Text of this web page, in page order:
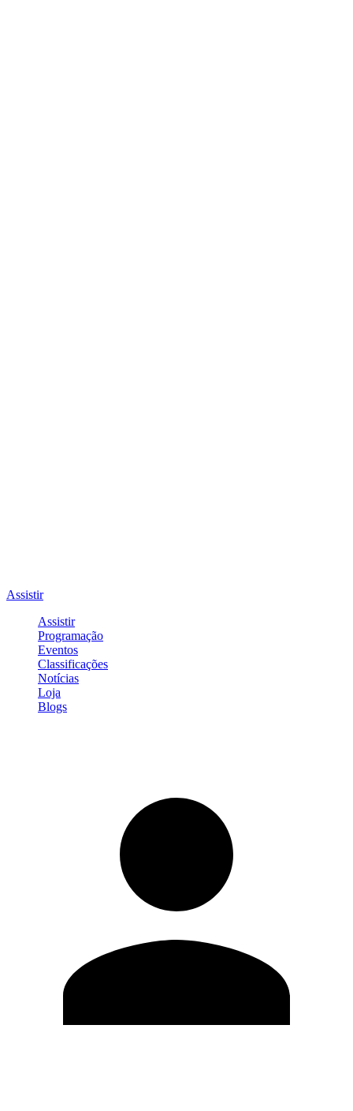
Assistir
Assistir
Programação
Eventos
Classificações
Notícias
Loja
Blogs